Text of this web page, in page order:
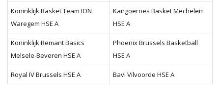
Koninklijk Basket Team ION
Waregem HSE A
Kangoeroes Basket Mechelen
HSE A
Koninklijk Remant Basics
Melsele-Beveren HSE A
Phoenix Brussels Basketball
HSE A
Royal IV Brussels HSE A Bavi Vilvoorde HSE A